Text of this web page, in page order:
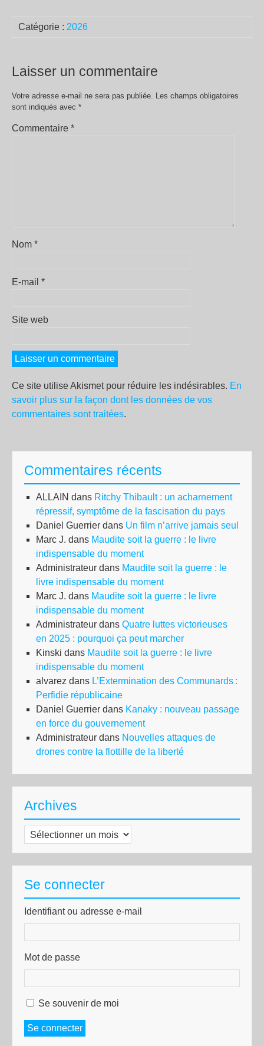
Catégorie : 2026
Laisser un commentaire
Votre adresse e-mail ne sera pas publiée. Les champs obligatoires
sont indiqués avec *
Commentaire *
Nom *
E-mail *
Site web
Ce site utilise Akismet pour réduire les indésirables. En
savoir plus sur la façon dont les données de vos
commentaires sont traitées.
Commentaires récents
ALLAIN dans Ritchy Thibault : un acharnement
répressif, symptôme de la fascisation du pays
Daniel Guerrier dans Un film n’arrive jamais seul
Marc J. dans Maudite soit la guerre : le livre
indispensable du moment
Administrateur dans Maudite soit la guerre : le
livre indispensable du moment
Marc J. dans Maudite soit la guerre : le livre
indispensable du moment
Administrateur dans Quatre luttes victorieuses
en 2025 : pourquoi ça peut marcher
Kinski dans Maudite soit la guerre : le livre
indispensable du moment
alvarez dans L’Extermination des Communards :
Perfidie républicaine
Daniel Guerrier dans Kanaky : nouveau passage
en force du gouvernement
Administrateur dans Nouvelles attaques de
drones contre la flottille de la liberté
Archives
Archives
Se connecter
Identifiant ou adresse e-mail
Mot de passe
Se souvenir de moi
Se connecter